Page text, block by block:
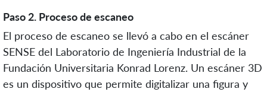
Paso 2. Proceso de escaneo
El proceso de escaneo se llevó a cabo en el escáner
SENSE del Laboratorio de Ingeniería Industrial de la
Fundación Universitaria Konrad Lorenz. Un escáner 3D
es un dispositivo que permite digitalizar una figura y